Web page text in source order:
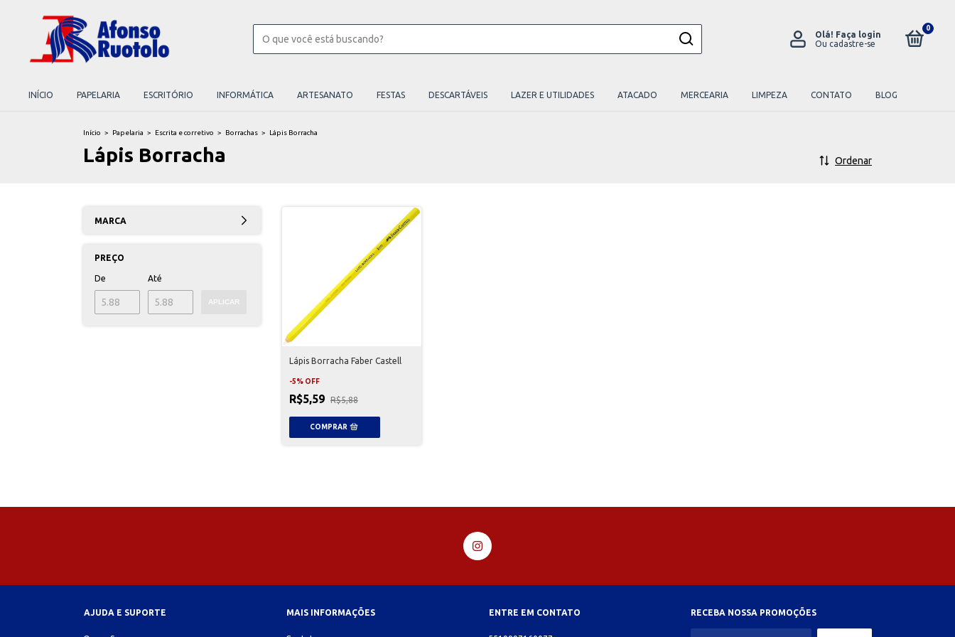
Olá! Faça login
Ou cadastre-se
0
INÍCIO PAPELARIA ESCRITÓRIO INFORMÁTICA ARTESANATO FESTAS DESCARTÁVEIS LAZER E UTILIDADES ATACADO MERCEARIA LIMPEZA CONTATO BLOG
Início > Papelaria > Escrita e corretivo > Borrachas > Lápis Borracha
Lápis Borracha Ordenar
MARCA
PREÇO
De Até
APLICAR
Lápis Borracha Faber Castell
-5% OFF
R$5,59 R$5,88
AJUDA E SUPORTE MAIS INFORMAÇÕES ENTRE EM CONTATO RECEBA NOSSA PROMOÇÕES